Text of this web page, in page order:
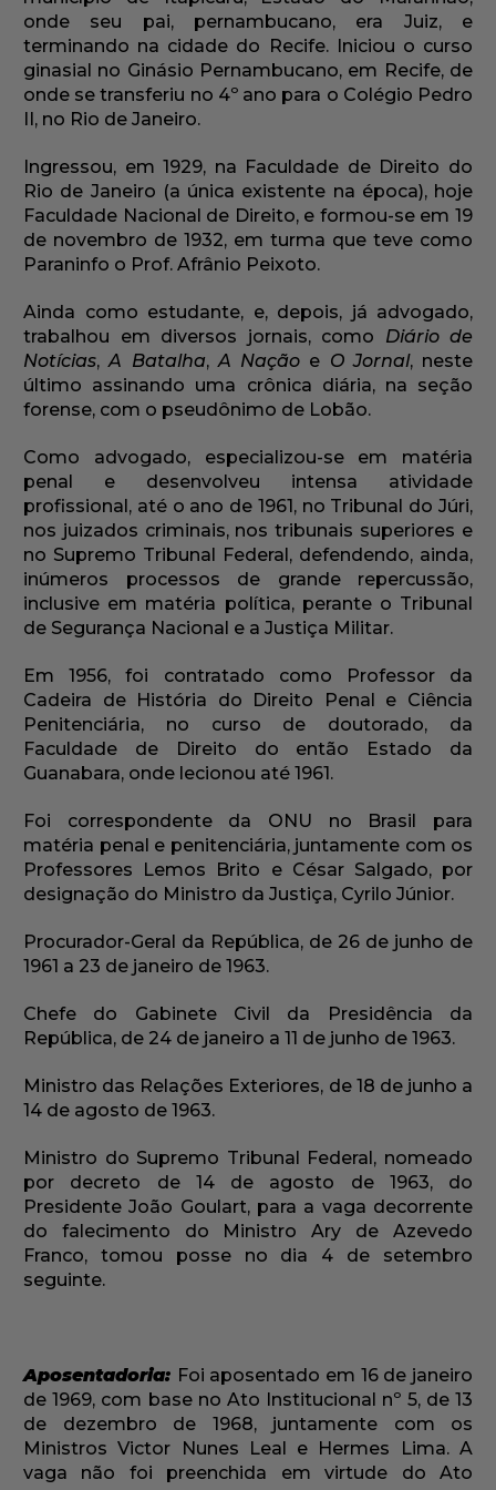
onde seu pai, pernambucano, era Juiz, e
terminando na cidade do Recife. Iniciou o curso
ginasial no Ginásio Pernambucano, em Recife, de
onde se transferiu no 4º ano para o Colégio Pedro
II, no Rio de Janeiro.
Ingressou, em 1929, na Faculdade de Direito do
Rio de Janeiro (a única existente na época), hoje
Faculdade Nacional de Direito, e formou-se em 19
de novembro de 1932, em turma que teve como
Paraninfo o Prof. Afrânio Peixoto.
Ainda como estudante, e, depois, já advogado,
trabalhou em diversos jornais, como Diário de
Notícias,A Batalha,A Nação e O Jornal, neste
último assinando uma crônica diária, na seção
forense, com o pseudônimo de Lobão.
Como advogado, especializou-se em matéria
penal e desenvolveu intensa atividade
profissional, até o ano de 1961, no Tribunal do Júri,
nos juizados criminais, nos tribunais superiores e
no Supremo Tribunal Federal, defendendo, ainda,
inúmeros processos de grande repercussão,
inclusive em matéria política, perante o Tribunal
de Segurança Nacional e a Justiça Militar.
Em 1956, foi contratado como Professor da
Cadeira de História do Direito Penal e Ciência
Penitenciária, no curso de doutorado, da
Faculdade de Direito do então Estado da
Guanabara, onde lecionou até 1961.
Foi correspondente da ONU no Brasil para
matéria penal e penitenciária, juntamente com os
Professores Lemos Brito e César Salgado, por
designação do Ministro da Justiça, Cyrilo Júnior.
Procurador-Geral da República, de 26 de junho de
1961 a 23 de janeiro de 1963.
Chefe do Gabinete Civil da Presidência da
República, de 24 de janeiro a 11 de junho de 1963.
Ministro das Relações Exteriores, de 18 de junho a
14 de agosto de 1963.
Ministro do Supremo Tribunal Federal, nomeado
por decreto de 14 de agosto de 1963, do
Presidente João Goulart, para a vaga decorrente
do falecimento do Ministro Ary de Azevedo
Franco, tomou posse no dia 4 de setembro
seguinte.
Aposentadoria: Foi aposentado em 16 de janeiro
de 1969, com base no Ato Institucional nº 5, de 13
de dezembro de 1968, juntamente com os
Ministros Victor Nunes Leal e Hermes Lima. A
vaga não foi preenchida em virtude do Ato